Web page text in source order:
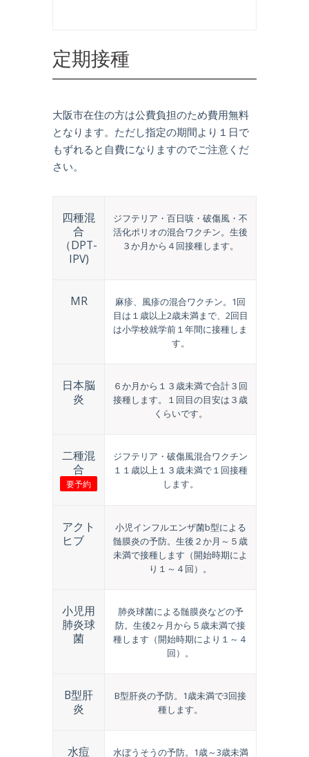
定期接種
大阪市在住の方は公費負担のため費用無料
となります。ただし指定の期間より１日で
もずれると自費になりますのでご注意くだ
さい。
四種混
合
（DPT-
IPV)
ジフテリア・百日咳・破傷風・不
活化ポリオの混合ワクチン。生後
３か月から４回接種します。
MR
麻疹、風疹の混合ワクチン。1回
目は１歳以上2歳未満まで、2回目
は小学校就学前１年間に接種しま
す。
日本脳
炎
６か月から１３歳未満で合計３回
接種します。１回目の目安は３歳
くらいです。
二種混
合
要予約
ジフテリア・破傷風混合ワクチン
１１歳以上１３歳未満で１回接種
します。
アクト
ヒブ
小児インフルエンザ菌b型による
髄膜炎の予防。生後２か月～５歳
未満で接種します（開始時期によ
り１～４回）。
小児用
肺炎球
菌
肺炎球菌による髄膜炎などの予
防。生後2ヶ月から５歳未満で接
種します（開始時期により１～４
回）。
B型肝
炎
B型肝炎の予防。1歳未満で3回接
種します。
水痘 水ぼうそうの予防。1歳～3歳未満